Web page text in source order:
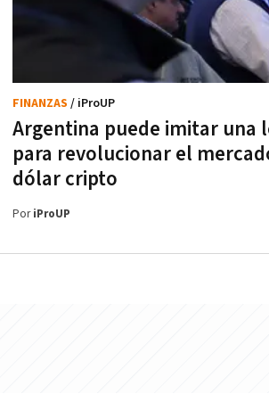
Argentina puede imitar una
para revolucionar el
dólar cripto
FINANZAS / iProUP
PoriProUP